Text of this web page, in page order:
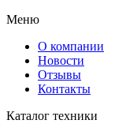
Меню
О компании
Новости
Отзывы
Контакты
Каталог техники